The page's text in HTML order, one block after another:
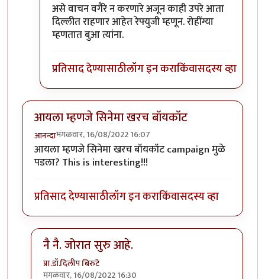
असे वाचन वगैरे न करणारे अजून काही उपरे आता
दिल्लीत राहणार आहेत रेफ्युजी म्हणून. रोहींग्या
म्हणतात बुआ त्यांना.
प्रतिसाद देण्यासाठीलॉग इन कराकिंवासदस्य व्हा
आयला म्हणजे सिनेमा खरच बॉयकॉट
आनन्दामंगळवार, 16/08/2022 16:07
आयला म्हणजे सिनेमा खरच बॉयकॉट campaign मुळे
पडला? This is interesting!!!
प्रतिसाद देण्यासाठीलॉग इन कराकिंवासदस्य व्हा
नै नै. जोरात सुरु आहे.
प्रा.डॉ.दिलीप बिरुटे
मंगळवार, 16/08/2022 16:30